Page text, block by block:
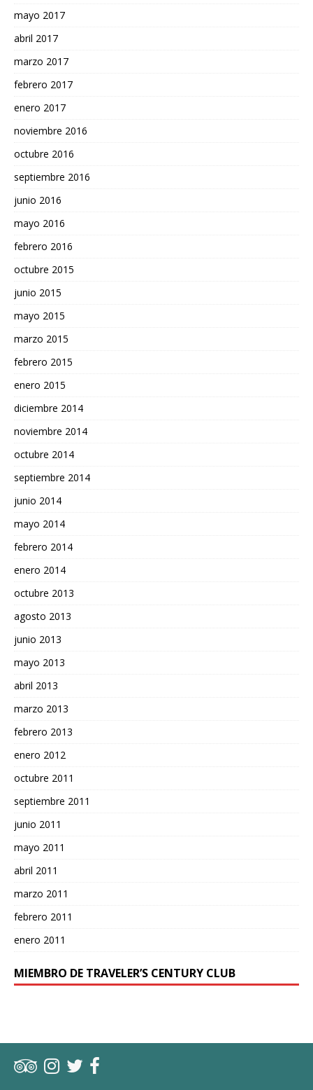
mayo 2017
abril 2017
marzo 2017
febrero 2017
enero 2017
noviembre 2016
octubre 2016
septiembre 2016
junio 2016
mayo 2016
febrero 2016
octubre 2015
junio 2015
mayo 2015
marzo 2015
febrero 2015
enero 2015
diciembre 2014
noviembre 2014
octubre 2014
septiembre 2014
junio 2014
mayo 2014
febrero 2014
enero 2014
octubre 2013
agosto 2013
junio 2013
mayo 2013
abril 2013
marzo 2013
febrero 2013
enero 2012
octubre 2011
septiembre 2011
junio 2011
mayo 2011
abril 2011
marzo 2011
febrero 2011
enero 2011
MIEMBRO DE TRAVELER’S CENTURY CLUB